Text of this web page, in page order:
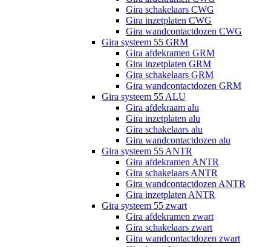
Gira schakelaars CWG
Gira inzetplaten CWG
Gira wandcontactdozen CWG
Gira systeem 55 GRM
Gira afdekramen GRM
Gira inzetplaten GRM
Gira schakelaars GRM
Gira wandcontactdozen GRM
Gira systeem 55 ALU
Gira afdekraam alu
Gira inzetplaten alu
Gira schakelaars alu
Gira wandcontactdozen alu
Gira systeem 55 ANTR
Gira afdekramen ANTR
Gira schakelaars ANTR
Gira wandcontactdozen ANTR
Gira inzetplaten ANTR
Gira systeem 55 zwart
Gira afdekramen zwart
Gira schakelaars zwart
Gira wandcontactdozen zwart